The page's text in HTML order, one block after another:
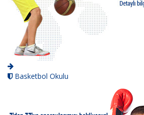
Basketbol Okulu